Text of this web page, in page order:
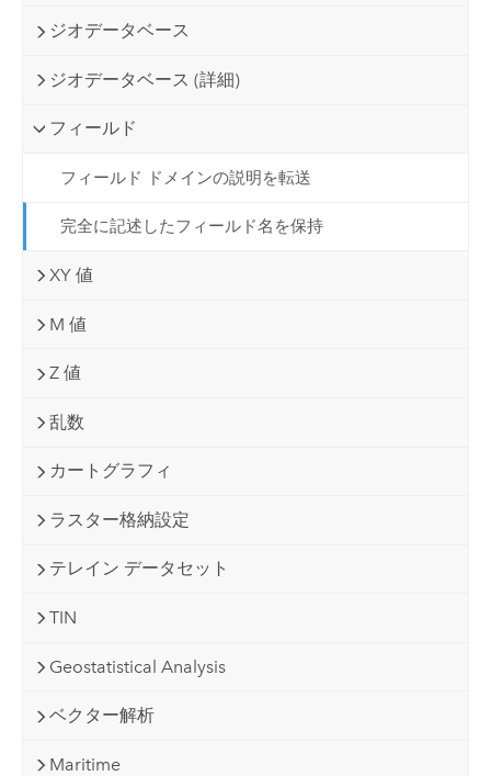
ジオデータベース
ジオデータベース (詳細)
フィールド
フィールド ドメインの説明を転送
完全に記述したフィールド名を保持
XY 値
M 値
Z 値
乱数
カートグラフィ
ラスター格納設定
テレイン データセット
TIN
Geostatistical Analysis
ベクター解析
Maritime